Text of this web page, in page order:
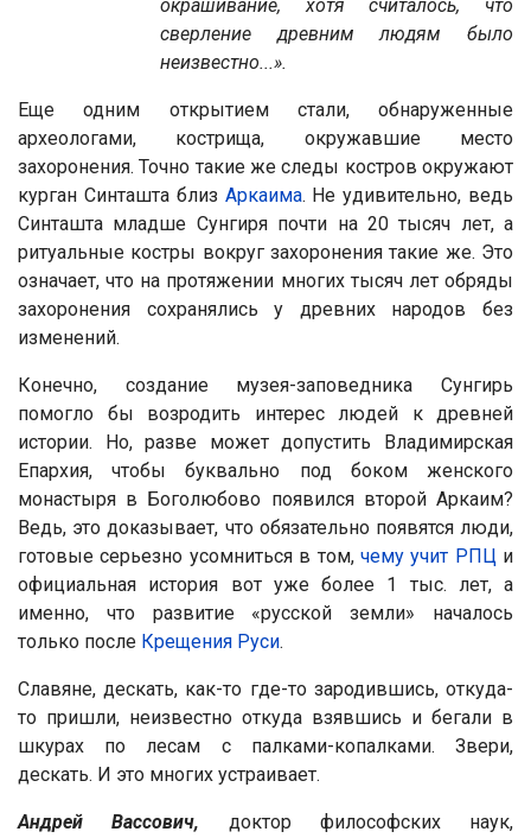
окрашивание, хотя считалось, что
сверление древним людям было
неизвестно...».
Еще одним открытием стали, обнаруженные
археологами, кострища, окружавшие место
захоронения. Точно такие же следы костров окружают
курган Синташта близ Аркаима. Не удивительно, ведь
Синташта младше Сунгиря почти на 20 тысяч лет, а
ритуальные костры вокруг захоронения такие же. Это
означает, что на протяжении многих тысяч лет обряды
захоронения сохранялись у древних народов без
изменений.
Конечно, создание музея-заповедника Сунгирь
помогло бы возродить интерес людей к древней
истории. Но, разве может допустить Владимирская
Епархия, чтобы буквально под боком женского
монастыря в Боголюбово появился второй Аркаим?
Ведь, это доказывает, что обязательно появятся люди,
готовые серьезно усомниться в том, чему учит РПЦи
официальная история вот уже более 1 тыс. лет, а
именно, что развитие «русской земли» началось
только после Крещения Руси.
Славяне, дескать, как-то где-то зародившись, откуда-
то пришли, неизвестно откуда взявшись и бегали в
шкурах по лесам с палками-копалками. Звери,
дескать. И это многих устраивает.
Андрей Вассович, доктор философских наук,